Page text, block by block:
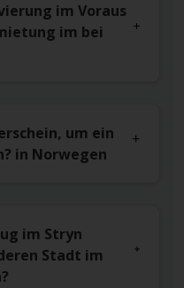
im Voraus
im bei
um ein
in Norwegen
im Stryn
Stadt im